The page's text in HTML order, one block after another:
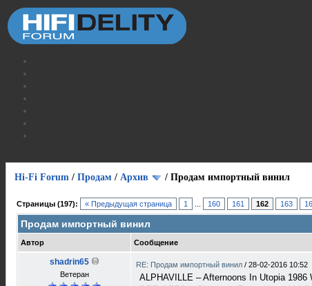
Hi-Fi Forum / Продам / Архив / Продам импортный винил
Страницы (197): « Предыдущая страница 1 160 161 162 163
Продам импортный винил
Автор Сообщение
shadrin65
Ветеран
RE: Продам импортный винил / 28-02-2016 10:52
ALPHAVILLE – Afternoons In Utopia